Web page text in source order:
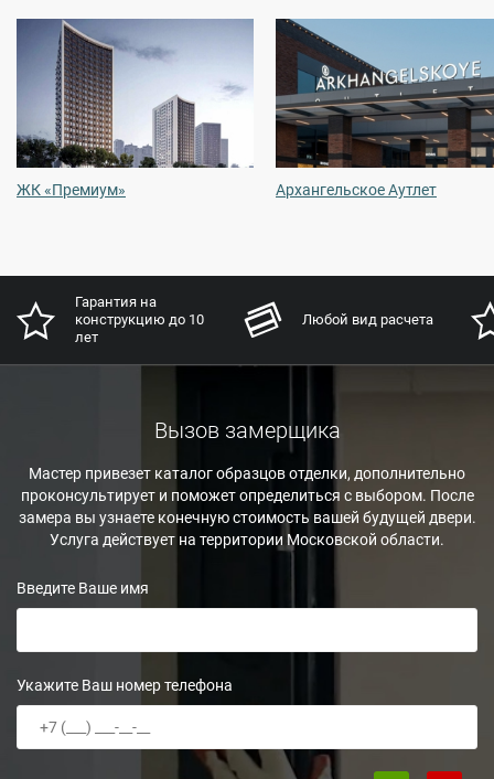
ЖК «Премиум» Архангельское Аутлет
Гарантия на
конструкцию до 10
лет
Любой вид расчета
Вызов замерщика
Мастер привезет каталог образцов отделки, дополнительно
проконсультирует и поможет определиться с выбором. После
замера вы узнаете конечную стоимость вашей будущей двери.
Услуга действует на территории Московской области.
Введите Ваше имя
Укажите Ваш номер телефона